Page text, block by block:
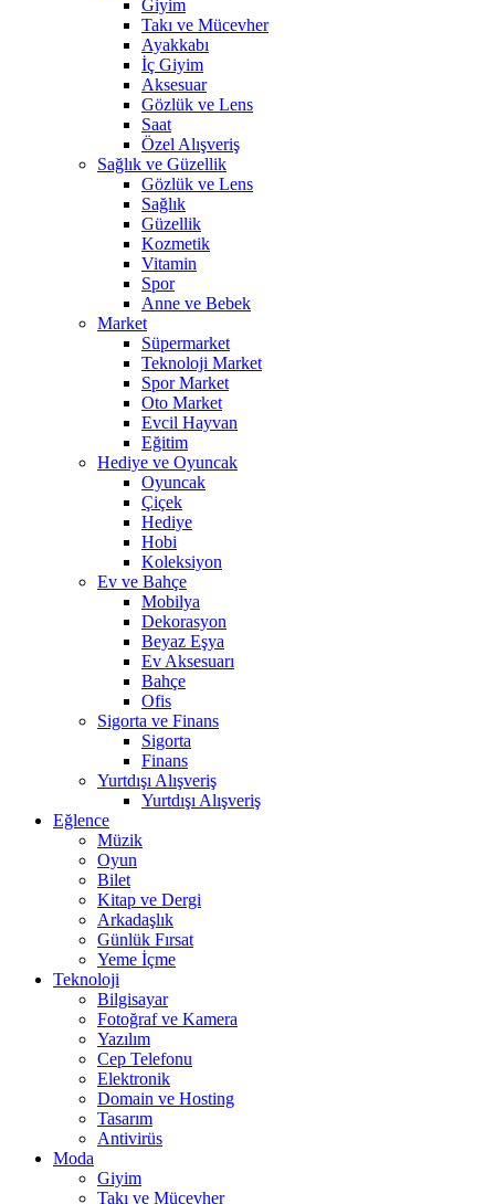
Giyim
Takı ve Mücevher
Ayakkabı
İç Giyim
Aksesuar
Gözlük ve Lens
Saat
Özel Alışveriş
Sağlık ve Güzellik
Gözlük ve Lens
Sağlık
Güzellik
Kozmetik
Vitamin
Spor
Anne ve Bebek
Market
Süpermarket
Teknoloji Market
Spor Market
Oto Market
Evcil Hayvan
Eğitim
Hediye ve Oyuncak
Oyuncak
Çiçek
Hediye
Hobi
Koleksiyon
Ev ve Bahçe
Mobilya
Dekorasyon
Beyaz Eşya
Ev Aksesuarı
Bahçe
Ofis
Sigorta ve Finans
Sigorta
Finans
Yurtdışı Alışveriş
Yurtdışı Alışveriş
Eğlence
Müzik
Oyun
Bilet
Kitap ve Dergi
Arkadaşlık
Günlük Fırsat
Yeme İçme
Teknoloji
Bilgisayar
Fotoğraf ve Kamera
Yazılım
Cep Telefonu
Elektronik
Domain ve Hosting
Tasarım
Antivirüs
Moda
Giyim
Takı ve Mücevher